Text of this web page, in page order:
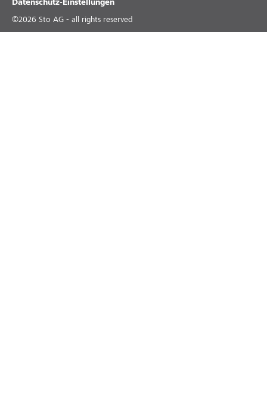
Datenschutz-Einstellungen
©2026 Sto AG - all rights reserved